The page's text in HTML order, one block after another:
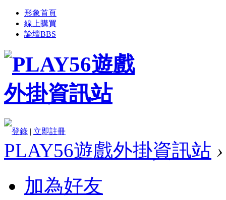
形象首頁
線上購買
論壇BBS
登錄 | 立即註冊
PLAY56遊戲外掛資訊站 ›
加為好友